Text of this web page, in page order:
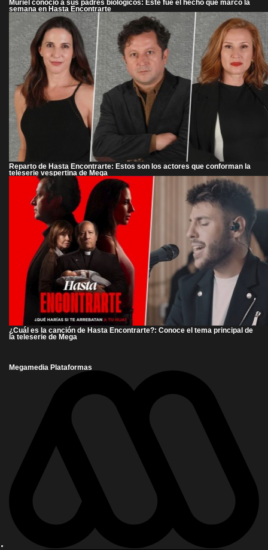
Muriel conoció a sus padres biológicos: Este fue el hecho que marcó la
semana en Hasta Encontrarte
Reparto de Hasta Encontrarte: Estos son los actores que conforman la
teleserie vespertina de Mega
¿Cuál es la canción de Hasta Encontrarte?: Conoce el tema principal de
la teleserie de Mega
Megamedia Plataformas